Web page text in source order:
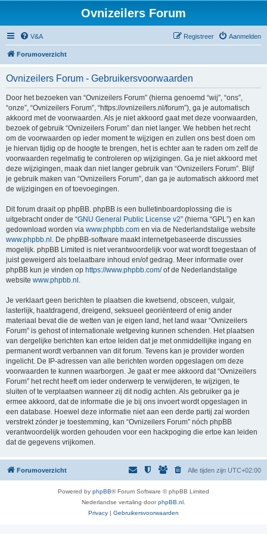
Ovnizeilers Forum
V&A Aanmelden
Registreer
Forumoverzicht
Ovnizeilers Forum - Gebruikersvoorwaarden
Door het bezoeken van “Ovnizeilers Forum” (hierna genoemd “wij”, “ons”,
“onze”, “Ovnizeilers Forum”, “https://ovnizeilers.nl/forum”), ga je automatisch
akkoord met de voorwaarden. Als je niet akkoord gaat met deze voorwaarden,
bezoek of gebruik “Ovnizeilers Forum” dan niet langer. We hebben het recht
om de voorwaarden op ieder moment te wijzigen en zullen ons best doen om
je hiervan tijdig op de hoogte te brengen, het is echter aan te raden om zelf de
voorwaarden regelmatig te controleren op wijzigingen. Ga je niet akkoord met
deze wijzigingen, maak dan niet langer gebruik van “Ovnizeilers Forum”. Blijf
je gebruik maken van “Ovnizeilers Forum”, dan ga je automatisch akkoord met
de wijzigingen en of toevoegingen.
Dit forum draait op phpBB. phpBB is een bulletinboardoplossing die is
uitgebracht onder de “GNU General Public License v2” (hierna “GPL”) en kan
gedownload worden via www.phpbb.com en via de Nederlandstalige website
www.phpbb.nl . De phpBB-software maakt internetgebaseerde discussies
mogelijk. phpBB Limited is niet verantwoordelijk voor wat wordt toegestaan of
juist geweigerd als toelaatbare inhoud en/of gedrag. Meer informatie over
phpBB kun je vinden op https://www.phpbb.com/of de Nederlandstalige
website www.phpbb.nl .
Je verklaart geen berichten te plaatsen die kwetsend, obsceen, vulgair,
lasterlijk, haatdragend, dreigend, seksueel georiënteerd of enig ander
materiaal bevat die de wetten van je eigen land, het land waar “Ovnizeilers
Forum” is gehost of internationale wetgeving kunnen schenden. Het plaatsen
van dergelijke berichten kan ertoe leiden dat je met onmiddellijke ingang en
permanent wordt verbannen van dit forum. Tevens kan je provider worden
ingelicht. De IP-adressen van alle berichten worden opgeslagen om deze
voorwaarden te kunnen waarborgen. Je gaat er mee akkoord dat “Ovnizeilers
Forum” het recht heeft om ieder onderwerp te verwijderen, te wijzigen, te
sluiten of te verplaatsen wanneer zij dit nodig achten. Als gebruiker ga je
ermee akkoord, dat de informatie die je bij ons invoert wordt opgeslagen in
een database. Hoewel deze informatie niet aan een derde partij zal worden
verstrekt zónder je toestemming, kan “Ovnizeilers Forum” nóch phpBB
verantwoordelijk worden gehouden voor een hackpoging die ertoe kan leiden
dat de gegevens vrijkomen.
Forumoverzicht Alle tijden zijn UTC+02:00
Powered by phpBB® Forum Software © phpBB Limited
Nederlandse vertaling doorphpBB.nl
Privacy | Gebruikersvoorwaarden